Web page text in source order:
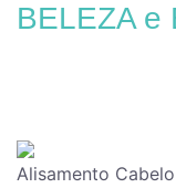
BELEZA e
Alisamento Cabelo